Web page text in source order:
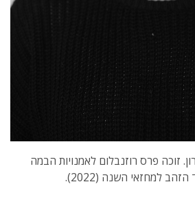
זוכה פרס רוזנבלום לאמנויות הבמה